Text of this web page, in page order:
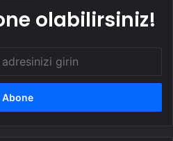
olabilirsiniz!